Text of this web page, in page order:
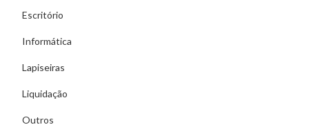
Escritório
Informática
Lapiseiras
Liquidação
Outros